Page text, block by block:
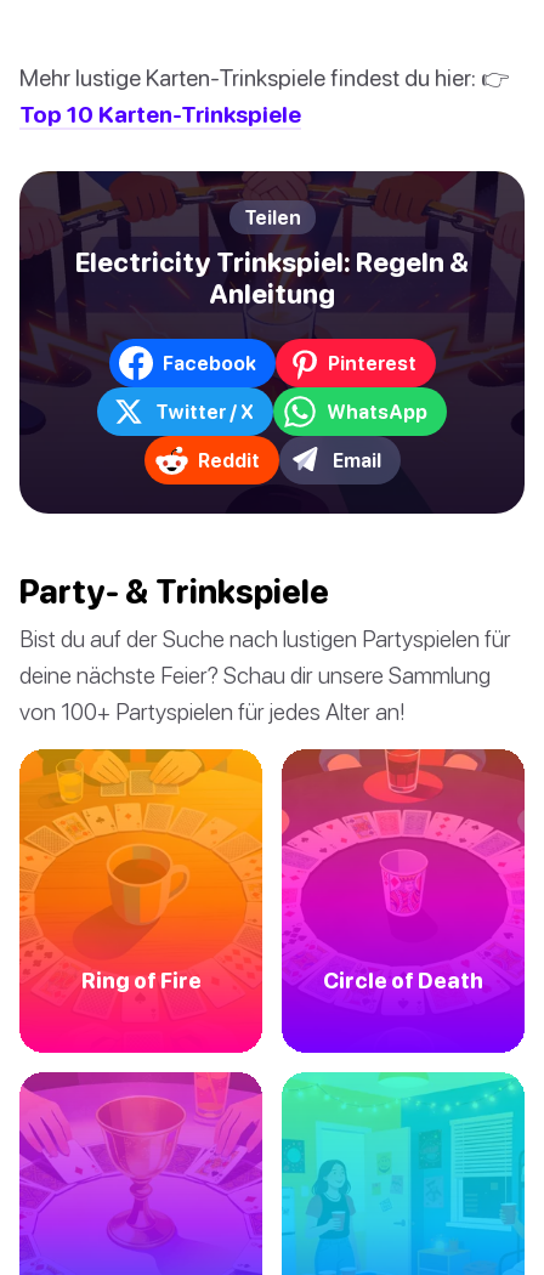
Mehr lustige Karten-Trinkspiele findest du hier: 👉
Top 10 Karten-Trinkspiele
Teilen
Electricity Trinkspiel: Regeln &
Anleitung
Facebook Pinterest
Twitter / X WhatsApp
Reddit Email
Party- & Trinkspiele
Bist du auf der Suche nach lustigen Partyspielen für
deine nächste Feier? Schau dir unsere Sammlung
von 100+ Partyspielen für jedes Alter an!
Ring of Fire Circle of Death